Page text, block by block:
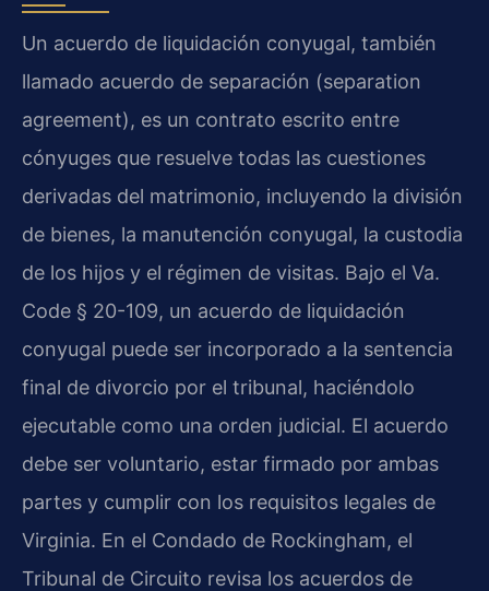
Un acuerdo de liquidación conyugal, también
llamado acuerdo de separación (separation
agreement), es un contrato escrito entre
cónyuges que resuelve todas las cuestiones
derivadas del matrimonio, incluyendo la división
de bienes, la manutención conyugal, la custodia
de los hijos y el régimen de visitas. Bajo el Va.
Code § 20-109, un acuerdo de liquidación
conyugal puede ser incorporado a la sentencia
final de divorcio por el tribunal, haciéndolo
ejecutable como una orden judicial. El acuerdo
debe ser voluntario, estar firmado por ambas
partes y cumplir con los requisitos legales de
Virginia. En el Condado de Rockingham, el
Tribunal de Circuito revisa los acuerdos de